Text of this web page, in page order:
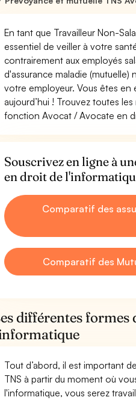
En tant que Travailleur Non-
essentiel de veiller à votre
contrairement aux employés
d'assurance maladie
votre employeur. Vous êtes
aujourd’hui ! Trouvez toutes
fonction Avocat / Avocate en
Souscrivez en ligne à
en droit de
Comparatif des
Comparatif des
différentes formes
Tout d’abord, il est important
TNS à partir du moment où
l'informatique, vous serez